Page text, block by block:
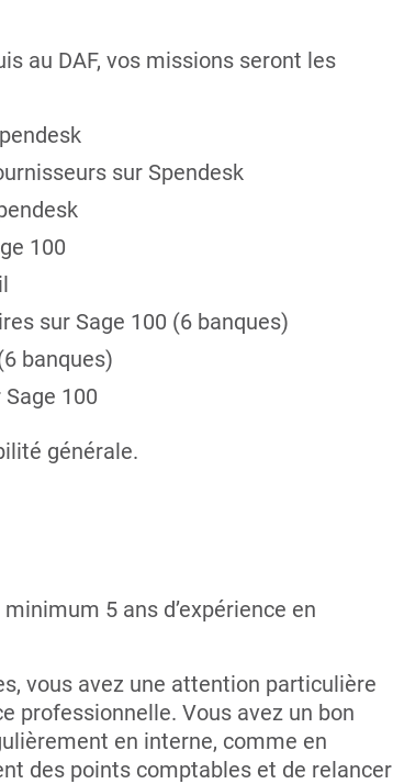
au DAF, vos missions seront les
sur Spendesk
100
sur Sage 100 (6 banques)
banques)
100
générale.
5 ans d’expérience en
vous avez une attention particulière
professionnelle. Vous avez un bon
en interne, comme en
des points comptables et de relancer